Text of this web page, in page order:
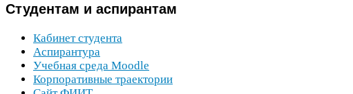
Студентам и аспирантам
Кабинет студента
Аспирантура
Учебная среда Moodle
Корпоративные траектории